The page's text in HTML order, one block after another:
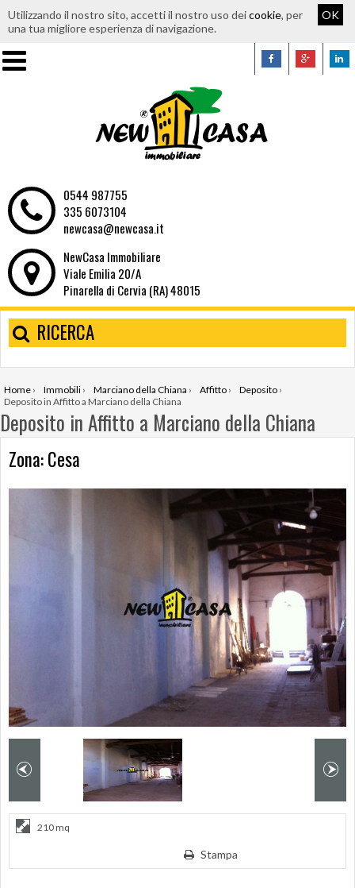
Utilizzando il nostro sito, accetti il nostro uso deicookie, per
una tua migliore esperienza di navigazione.
OK
0544 987755
335 6073104
newcasa@newcasa.it
NewCasa Immobiliare
Viale Emilia 20/A
Pinarella di Cervia (RA) 48015
RICERCA
Home › Immobili › Marciano della Chiana › Affitto › Deposito ›
Deposito in Affitto a Marciano della Chiana
Deposito in Affitto a Marciano della Chiana
Zona: Cesa
210 mq
Stampa